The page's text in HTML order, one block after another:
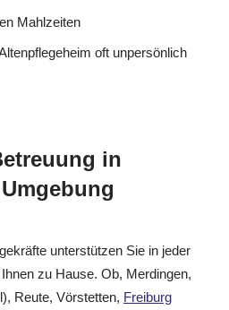
Mahlzeiten
oft unpersönlich
in
unterstützen Sie in jeder
zu Hause. Ob, Merdingen,
Reute, Vörstetten, Freiburg